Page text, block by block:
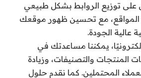
توزيع الروابط بشكل طبيعي
مع تحسين ظهور موقعك
عالية الجودة.
يمكننا مساعدتك في
والتصنيفات، وزيادة
المحتملين. كما نقدم حلول